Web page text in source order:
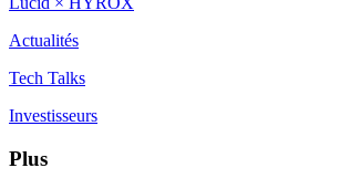
Actualités
Tech Talks
Investisseurs
Plus